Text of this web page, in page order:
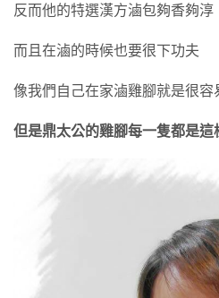
反而他的特選漢方滷包夠香夠淳
而且在滷的時候也要很下功夫
像我們自己在家滷雞腳就是很
但是鼎太公的雞腳每一隻都是